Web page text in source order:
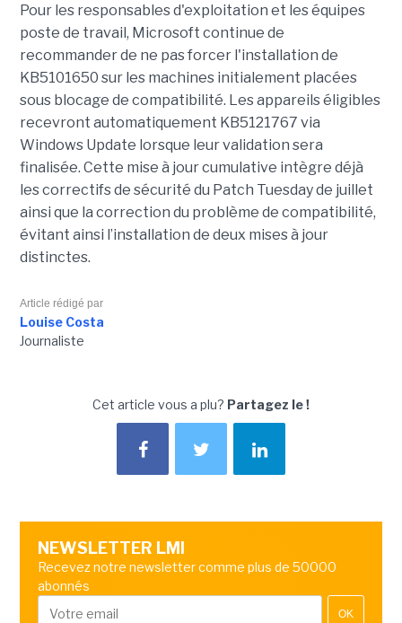
Pour les responsables d'exploitation et les équipes
poste de travail, Microsoft continue de
recommander de ne pas forcer l'installation de
KB5101650 sur les machines initialement placées
sous blocage de compatibilité. Les appareils éligibles
recevront automatiquement KB5121767 via
Windows Update lorsque leur validation sera
finalisée. Cette mise à jour cumulative intègre déjà
les correctifs de sécurité du Patch Tuesday de juillet
ainsi que la correction du problème de compatibilité,
évitant ainsi l’installation de deux mises à jour
distinctes.
Article rédigé par
Louise Costa
Journaliste
Cet article vous a plu? Partagez le !
NEWSLETTER LMI
Recevez notre newsletter comme plus de 50000
abonnés
OK